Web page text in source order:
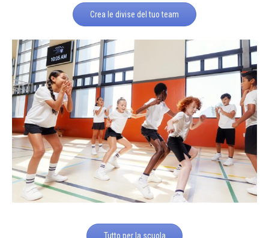
Crea le divise del tuo team
Tutto per la scuola